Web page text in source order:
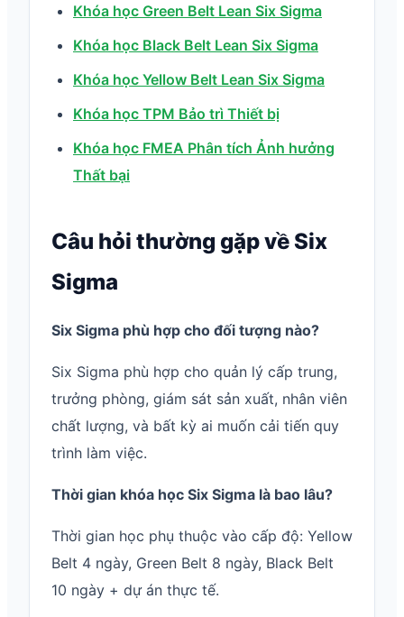
Khóa học Green Belt Lean Six Sigma
Khóa học Black Belt Lean Six Sigma
Khóa học Yellow Belt Lean Six Sigma
Khóa học TPM Bảo trì Thiết bị
Khóa học FMEA Phân tích Ảnh hưởng
Thất bại
Câu hỏi thường gặp về Six
Sigma
Six Sigma phù hợp cho đối tượng nào?
Six Sigma phù hợp cho quản lý cấp trung,
trưởng phòng, giám sát sản xuất, nhân viên
chất lượng, và bất kỳ ai muốn cải tiến quy
trình làm việc.
Thời gian khóa học Six Sigma là bao lâu?
Thời gian học phụ thuộc vào cấp độ: Yellow
Belt 4 ngày, Green Belt 8 ngày, Black Belt
10 ngày + dự án thực tế.